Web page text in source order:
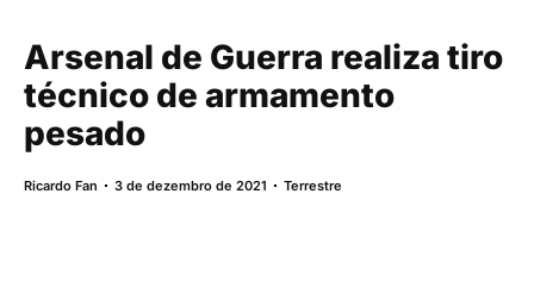
Arsenal de Guerra realiza tiro
técnico de armamento
pesado
Ricardo Fan 3 de dezembro de 2021 Terrestre